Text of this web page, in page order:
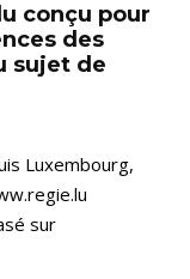
conçu pour
des
sujet de
Luxembourg,
sur